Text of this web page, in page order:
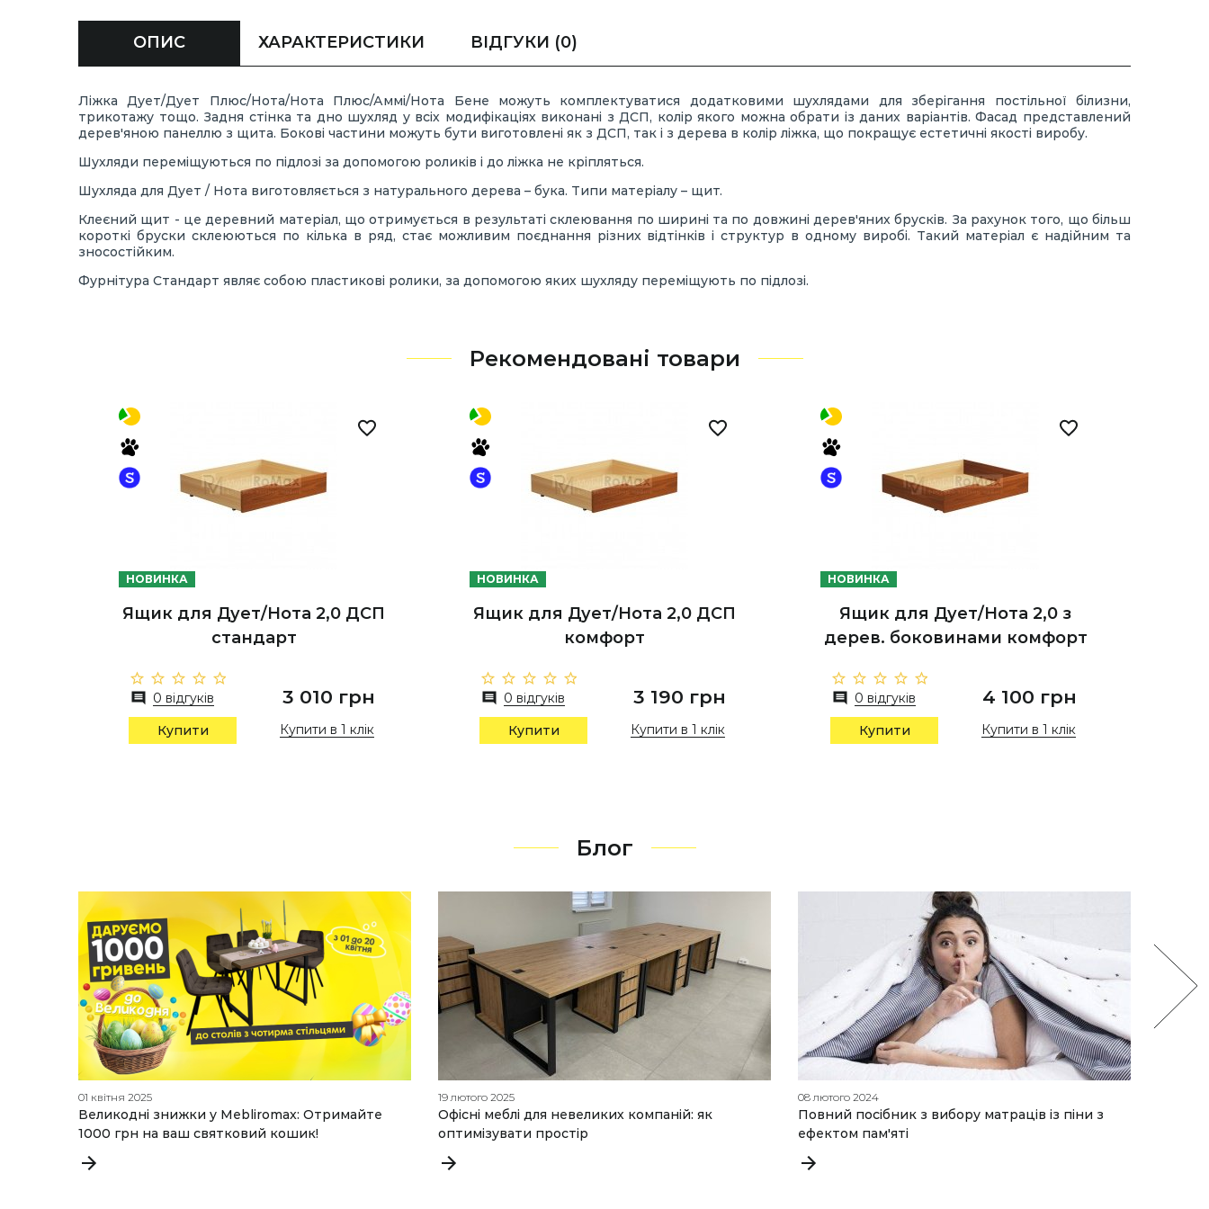
ОПИС ХАРАКТЕРИСТИКИ ВІДГУКИ (0)
Ліжка Дует/Дует Плюс/Нота/Нота Плюс/Аммі/Нота Бене можуть комплектуватися додатковими шухлядами для зберігання постільної білизни,
трикотажу тощо. Задня стінка та дно шухляд у всіх модифікаціях виконані з ДСП, колір якого можна обрати із даних варіантів. Фасад представлений
дерев'яною панеллю з щита. Бокові частини можуть бути виготовлені як з ДСП, так і з дерева в колір ліжка, що покращує естетичні якості виробу.
Шухляди переміщуються по підлозі за допомогою роликів і до ліжка не кріпляться.
Шухляда для Дует / Нота виготовляється з натурального дерева – бука. Типи матеріалу – щит.
Клеєний щит - це деревний матеріал, що отримується в результаті склеювання по ширині та по довжині дерев'яних брусків. За рахунок того, що більш
короткі бруски склеюються по кілька в ряд, стає можливим поєднання різних відтінків і структур в одному виробі. Такий матеріал є надійним та
зносостійким.
Фурнітура Стандарт являє собою пластикові ролики, за допомогою яких шухляду переміщують по підлозі.
Рекомендовані товари
НОВИНКА
Ящик для Дует/Нота 2,0 ДСП
стандарт
0 відгуків 3 010 грн
Купити Купити в 1 клік
НОВИНКА
Ящик для Дует/Нота 2,0 ДСП
комфорт
0 відгуків 3 190 грн
Купити Купити в 1 клік
НОВИНКА
Ящик для Дует/Нота 2,0 з
дерев. боковинами комфорт
0 відгуків 4 100 грн
Купити Купити в 1 клік
Блог
01 квітня 2025
Великодні знижки у Mebliromax: Отримайте
1000 грн на ваш святковий кошик!
19 лютого 2025
Офісні меблі для невеликих компаній: як
оптимізувати простір
08 лютого 2024
Повний посібник з вибору матраців із піни з
ефектом пам'яті